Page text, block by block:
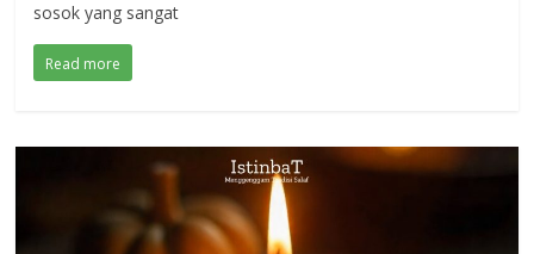
sosok yang sangat
Read more